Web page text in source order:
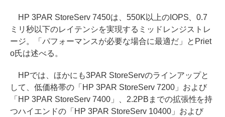
HP 3PAR StoreServ 7450は、550K以上のIOPS、0.7
ミリ秒以下のレイテンシを実現するミッドレンジストレ
ージ。「パフォーマンスが必要な場合に最適だ」とPriet
o氏は述べる。
HPでは、ほかにも3PAR StoreServのラインアップと
して、低価格帯の「HP 3PAR StoreServ 7200」および
「HP 3PAR StoreServ 7400」、2.2PBまでの拡張性を持
つハイエンドの「HP 3PAR StoreServ 10400」および